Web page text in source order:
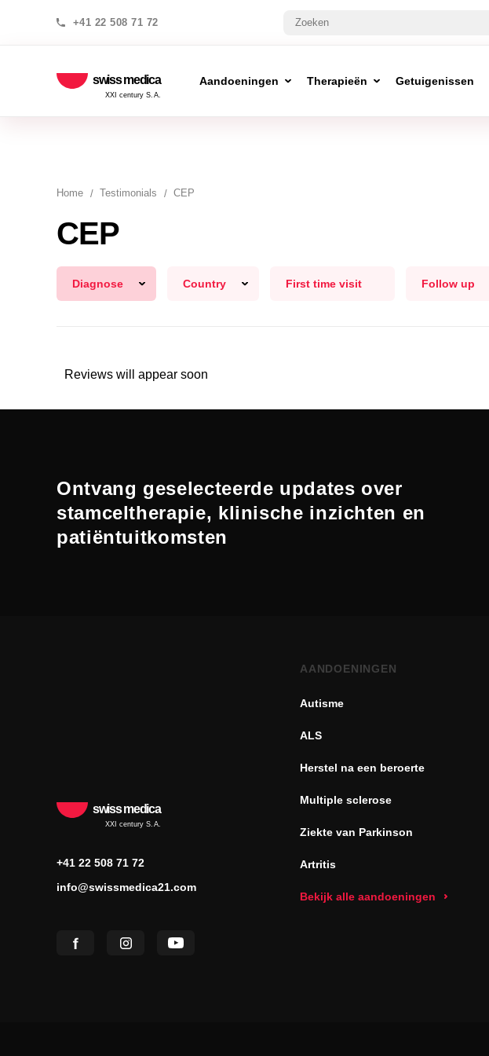
+41 22 508 71 72
swiss medica
XXI century S.A.
Aandoeningen Therapieën Getuigenissen
Home Testimonials CEP
CEP
Diagnose Country First time visit Follow up
Reviews will appear soon
Ontvang geselecteerde updates over
stamceltherapie, klinische inzichten en
patiëntuitkomsten
swiss medica
XXI century S.A.
+41 22 508 71 72
info@swissmedica21.com
AANDOENINGEN
Autisme
ALS
Herstel na een beroerte
Multiple sclerose
Ziekte van Parkinson
Artritis
Bekijk alle aandoeningen